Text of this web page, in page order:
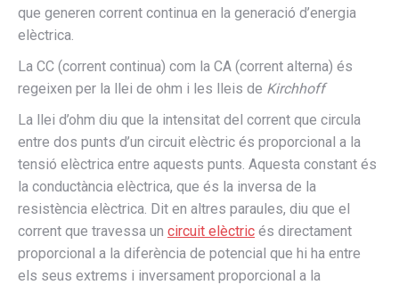
que generen corrent continua en la generació d’energia
elèctrica.
La CC (corrent continua) com la CA (corrent alterna) és
regeixen per la llei de ohm i les lleis de Kirchhoff
La llei d’ohm diu que la intensitat del corrent que circula
entre dos punts d’un circuit elèctric és proporcional a la
tensió elèctrica entre aquests punts. Aquesta constant és
la conductància elèctrica, que és la inversa de la
resistència elèctrica. Dit en altres paraules, diu que el
corrent que travessa un circuit elèctric és directament
proporcional a la diferència de potencial que hi ha entre
els seus extrems i inversament proporcional a la